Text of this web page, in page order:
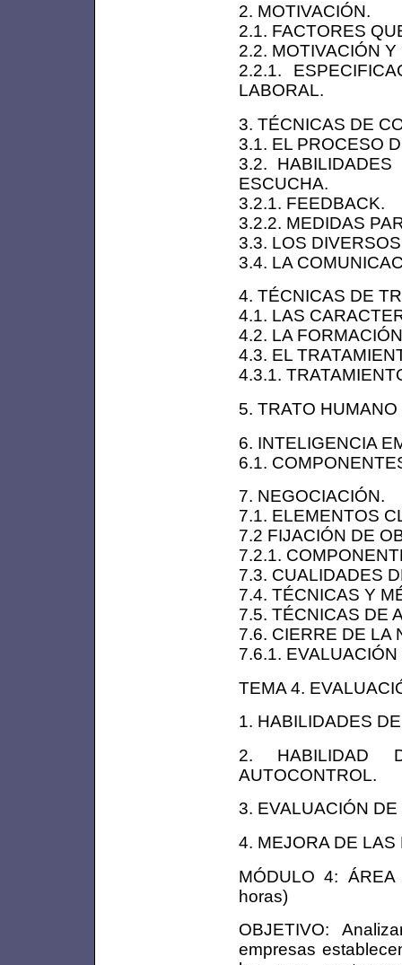
2. MOTIVACIÓN.
2.1. FACTORES
2.2. MOTIVACIÓN
2.2.1.
LABORAL.
3. TÉCNICAS DE
3.1. EL PROCESO
3.2. HABILIDADES
ESCUCHA.
3.2.1. FEEDBACK.
3.2.2. MEDIDAS
3.3. LOS
3.4. LA
4. TÉCNICAS DE
4.1. LAS
4.2. LA
4.3. EL
4.3.1.
5. TRATO
6. INTELIGENCIA
6.1.
7. NEGOCIACIÓN.
7.1. ELEMENTOS
7.2 FIJACIÓN DE
7.2.1.
7.3. CUALIDADES
7.4. TÉCNICAS Y
7.5. TÉCNICAS DE
7.6. CIERRE DE LA
7.6.1.
TEMA 4.
1. HABILIDADES
2. HABILIDAD
AUTOCONTROL.
3. EVALUACIÓN
4. MEJORA DE
MÓDULO 4:
horas)
OBJETIVO:
empresas